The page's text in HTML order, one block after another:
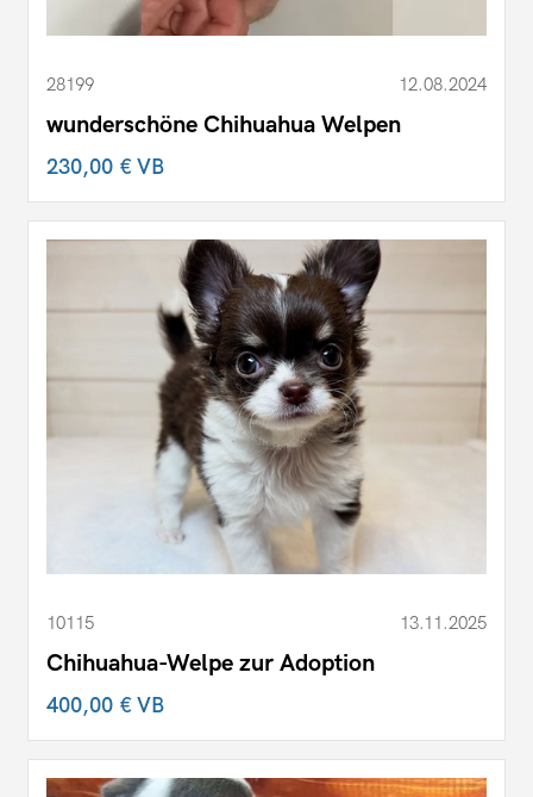
28199 12.08.2024
wunderschöne Chihuahua Welpen
230,00 €VB
10115 13.11.2025
Chihuahua-Welpe zur Adoption
400,00 €VB